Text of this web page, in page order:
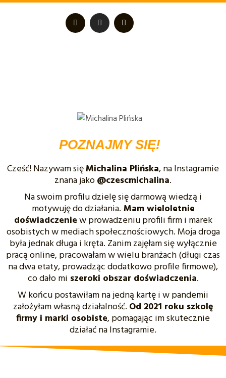
POZNAJMY SIĘ!
Cześć! Nazywam sięMichalina Plińska, na Instagramie
znana jako@czescmichalina.
Na swoim profilu dzielę się darmową wiedzą i
motywuję do działania. Mam wieloletnie
doświadczeniew prowadzeniu profili firm i marek
osobistych w mediach społecznościowych. Moja droga
była jednak długa i kręta. Zanim zajęłam się wyłącznie
pracą online, pracowałam w wielu branżach (długi czas
na dwa etaty, prowadząc dodatkowo profile firmowe),
co dało mi szeroki obszar doświadczenia.
W końcu postawiłam na jedną kartę i w pandemii
założyłam własną działalność. Od 2021 roku szkolę
firmy i marki osobiste, pomagając im skutecznie
działać na Instagramie.